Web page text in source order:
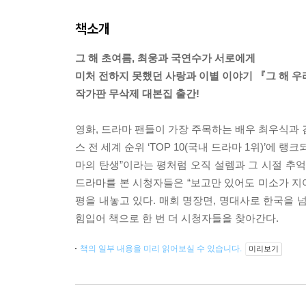
책소개
그 해 초여름, 최웅과 국연수가 서로에게
미처 전하지 못했던 사랑과 이별 이야기 『그 해 우
작가판 무삭제 대본집 출간!
영화, 드라마 팬들이 가장 주목하는 배우 최우식
스 전 세계 순위 ‘TOP 10(국내 드라마 1위)’에 랭
마의 탄생”이라는 평처럼 오직 설렘과 그 시절 추
드라마를 본 시청자들은 “보고만 있어도 미소가
평을 내놓고 있다. 매회 명장면, 명대사로 한국을
힘입어 책으로 한 번 더 시청자들을 찾아간다.
책의 일부 내용을 미리 읽어보실 수 있습니다. 미리보기